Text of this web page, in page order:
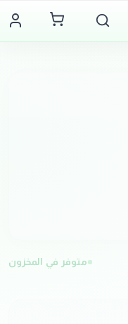
متوفر في المخزون